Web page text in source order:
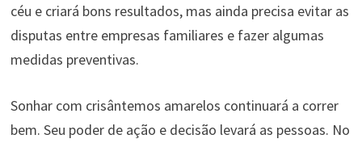
céu e criará bons resultados, mas ainda precisa evitar as
disputas entre empresas familiares e fazer algumas
medidas preventivas.
Sonhar com crisântemos amarelos continuará a correr
bem. Seu poder de ação e decisão levará as pessoas. No